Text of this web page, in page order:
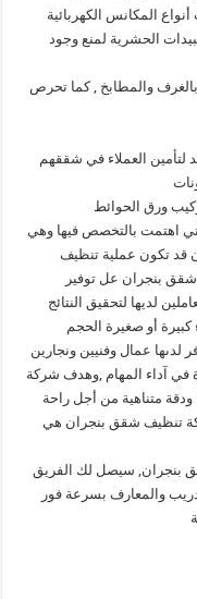
المكانس الكهربائية
الحشرية لمنع وجود
والمطابخ , كما تحرص
العملاء في شققهم
ورق الحوائط
اهتمت بالتخصص فيها وهي
قد تكون عملية تنظيف
بنجران عل توفير
لديها لتحقيق النتائج
أو صغيرة الحجم
لدىها عمال وفنيين ونجارين
في آداء المهام ,وهدف شركة
متناهية من أجل راحة
تنظيف شقق بنجران هي
بنجران, سيصل لك الفريق
والمعارف بسرعة فور